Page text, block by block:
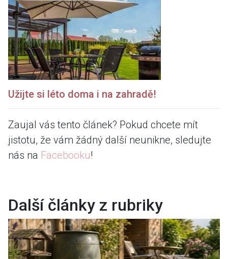
Užijte si léto doma i na zahradě!
Zaujal vás tento článek? Pokud chcete mít
jistotu, že vám žádný další neunikne, sledujte
nás na Facebooku!
Další články z rubriky